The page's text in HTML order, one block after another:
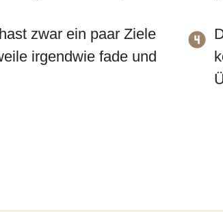
zwar ein paar Ziele
irgendwie fade und